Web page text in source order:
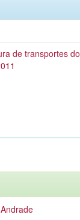
de transportes do